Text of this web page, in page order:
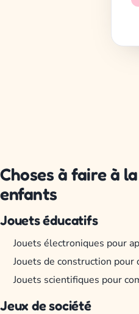
Choses à faire à
enfants
Jouets éducatifs
Jouets électroniques pour
Jouets de construction
Jouets scientifiques pour
Jeux de société